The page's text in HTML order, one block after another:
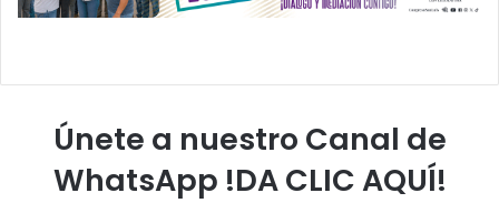
Únete a nuestro Canal de
WhatsApp !DA CLIC AQUÍ!